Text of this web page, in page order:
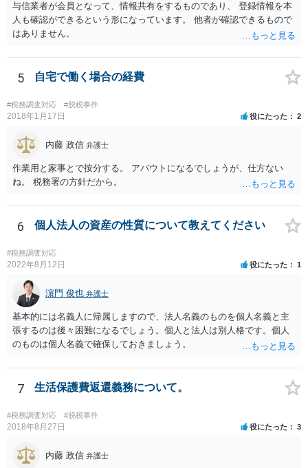
与信業者が会員となって、情報共有をするものであり、 登録情報を本
人も確認ができるという形になっています。 他者が確認できるもので
はありません。
5 自宅で働く場合の経費
#税務調査対応 #脱税事件
2018年1月17日 役にたった 2
内藤 政信 弁護士
作業用と家事とで按分する。 アバウトになるでしょうが、仕方ない
ね。 税務署の方針だから。
6 個人法人の資産の性質について教えてください
#税務調査対応
2022年8月12日 役にたった 1
濵門 俊也 弁護士
基本的には名義人に帰属しますので、法人名義のものを個人名義と主
張するのは後々困難になるでしょう。個人と法人は別人格です。個人
のものは個人名義で確保しておきましょう。
7 生活保護費返還義務について。
#税務調査対応 #脱税事件
2018年8月27日 役にたった 3
内藤 政信 弁護士